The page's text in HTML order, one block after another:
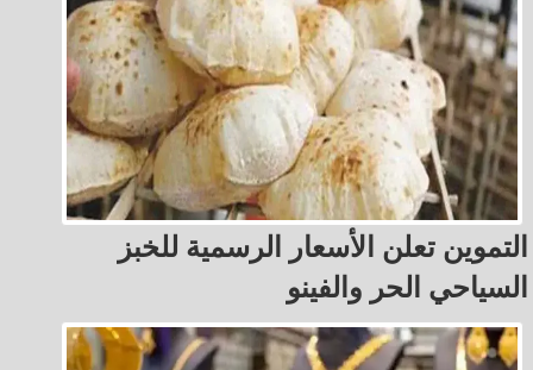
التموين تعلن الأسعار الرسمية للخبز
السياحي الحر والفينو